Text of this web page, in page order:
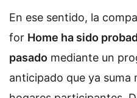
En ese sentido, la
for Home ha sido
pasado mediante un
anticipado que ya suma